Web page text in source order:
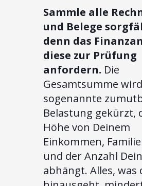
Sammle alle
und Belege
denn das
diese zur Prüfung
anfordern. Die
Gesamtsumme
sogenannte
Belastung gekürzt,
Höhe von Deinem
Einkommen,
und der Anzahl
abhängt. Alles,